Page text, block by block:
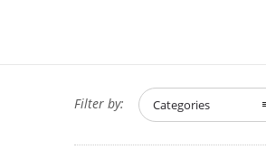
Filter by: Categories